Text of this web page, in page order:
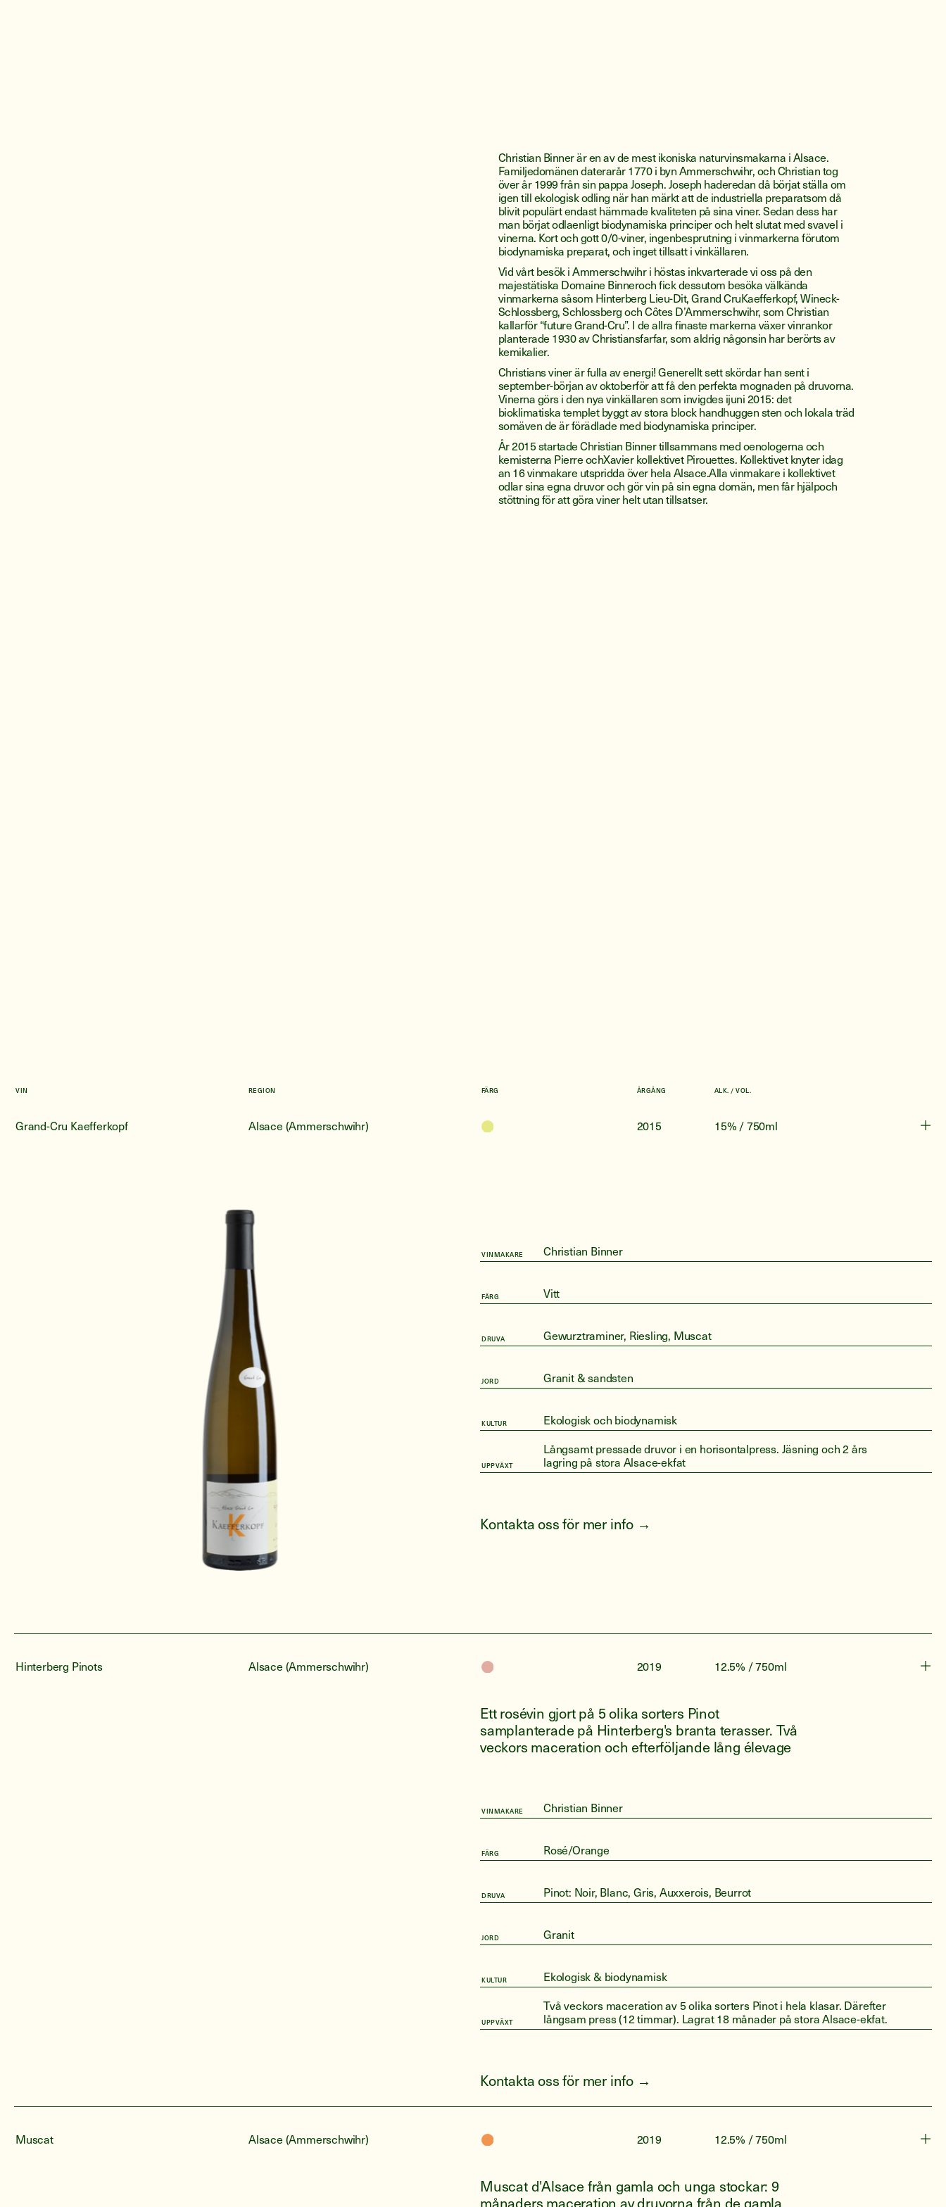
Christian Binner är en av de mest ikoniska naturvinsmakarna i Alsace.
Familjedomänen daterarår 1770 i byn Ammerschwihr, och Christian tog
över år 1999 från sin pappa Joseph. Joseph haderedan då börjat ställa om
igen till ekologisk odling när han märkt att de industriella preparatsom då
blivit populärt endast hämmade kvaliteten på sina viner. Sedan dess har
man börjat odlaenligt biodynamiska principer och helt slutat med svavel i
vinerna. Kort och gott 0/0-viner, ingenbesprutning i vinmarkerna förutom
biodynamiska preparat, och inget tillsatt i vinkällaren.
Vid vårt besök i Ammerschwihr i höstas inkvarterade vi oss på den
majestätiska Domaine Binneroch fick dessutom besöka välkända
vinmarkerna såsom Hinterberg Lieu-Dit, Grand CruKaefferkopf, Wineck-
Schlossberg, Schlossberg och Côtes D’Ammerschwihr, som Christian
kallarför “future Grand-Cru”. I de allra finaste markerna växer vinrankor
planterade 1930 av Christiansfarfar, som aldrig någonsin har berörts av
kemikalier.
Christians viner är fulla av energi! Generellt sett skördar han sent i
september-början av oktoberför att få den perfekta mognaden på druvorna.
Vinerna görs i den nya vinkällaren som invigdes ijuni 2015: det
bioklimatiska templet byggt av stora block handhuggen sten och lokala träd
somäven de är förädlade med biodynamiska principer.
År 2015 startade Christian Binner tillsammans med oenologerna och
kemisterna Pierre ochXavier kollektivet Pirouettes. Kollektivet knyter idag
an 16 vinmakare utspridda över hela Alsace.Alla vinmakare i kollektivet
odlar sina egna druvor och gör vin på sin egna domän, men får hjälpoch
stöttning för att göra viner helt utan tillsatser.
VIN ALK. / VOL.
ÅRGÅNG
REGION FÄRG
Grand-Cru Kaefferkopf Alsace (Ammerschwihr) 2015 15% / 750ml
VINMAKARE Christian Binner
FÄRG Vitt
DRUVA Gewurztraminer, Riesling, Muscat
JORD Granit & sandsten
KULTUR Ekologisk och biodynamisk
UPPVÄXT
Långsamt pressade druvor i en horisontalpress. Jäsning och 2 års
lagring på stora Alsace-ekfat
Kontakta oss för mer info →
Hinterberg Pinots Alsace (Ammerschwihr) 2019 12.5% / 750ml
Ett rosévin gjort på 5 olika sorters Pinot
samplanterade på Hinterberg's branta terasser. Två
veckors maceration och efterföljande lång élevage
VINMAKARE Christian Binner
FÄRG Rosé/Orange
DRUVA Pinot: Noir, Blanc, Gris, Auxxerois, Beurrot
JORD Granit
KULTUR Ekologisk & biodynamisk
UPPVÄXT
Två veckors maceration av 5 olika sorters Pinot i hela klasar. Därefter
långsam press (12 timmar). Lagrat 18 månader på stora Alsace-ekfat.
Kontakta oss för mer info →
Muscat Alsace (Ammerschwihr) 2019 12.5% / 750ml
Muscat d'Alsace från gamla och unga stockar: 9
månaders maceration av druvorna från de gamla